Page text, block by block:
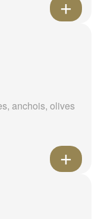
anchois, olives